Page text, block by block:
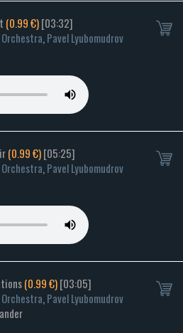
(0.99 €)[03:32]
,Pavel Lyubomudrov
(0.99 €)[05:25]
,Pavel Lyubomudrov
(0.99 €)[03:05]
,Pavel Lyubomudrov